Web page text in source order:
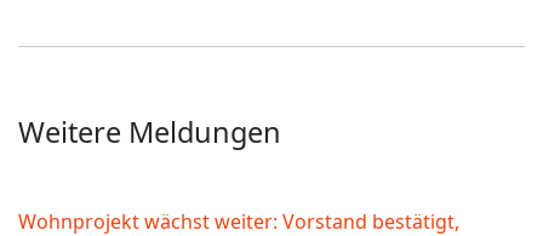
Weitere Meldungen
Wohnprojekt wächst weiter: Vorstand bestätigt,